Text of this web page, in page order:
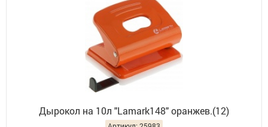
Дырокол на 10л "Lamark148" оранжев.(12)